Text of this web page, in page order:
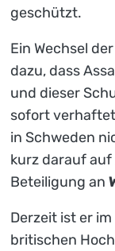
geschützt.
Ein Wechsel
dazu, dass
und dieser
sofort
in Schweden
kurz darauf auf
Beteiligung an
Derzeit ist er
britischen